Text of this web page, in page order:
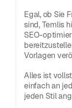
Egal, ob Sie
sind, Temlis
SEO-
Vorlagen
Alles ist
einfach an
jeden Stil